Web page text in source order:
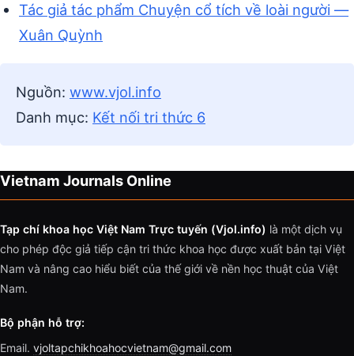
Tác giả tác phẩm Chuyện cổ tích về loài người —
Xuân Quỳnh
Nguồn: www.vjol.info
Danh mục: Kết nối tri thức 6
Vietnam Journals Online
Tạp chí khoa học Việt Nam Trực tuyến (Vjol.info) là một dịch vụ
cho phép độc giả tiếp cận tri thức khoa học được xuất bản tại Việt
Nam và nâng cao hiểu biết của thế giới về nền học thuật của Việt
Nam.
Bộ phận hỗ trợ:
Email. vjoltapchikhoahocvietnam@gmail.com